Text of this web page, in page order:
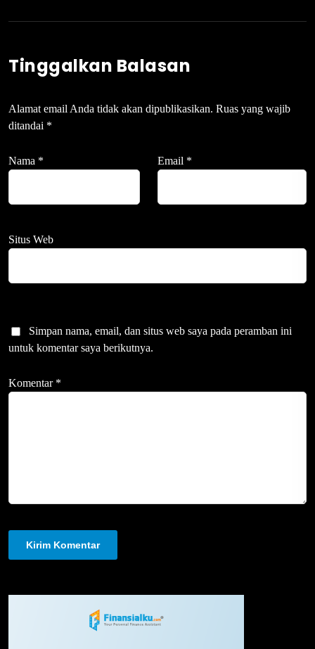
Tinggalkan Balasan
Alamat email Anda tidak akan dipublikasikan. Ruas yang wajib
ditandai *
Nama * Email *
Situs Web
Simpan nama, email, dan situs web saya pada peramban ini
untuk komentar saya berikutnya.
Komentar *